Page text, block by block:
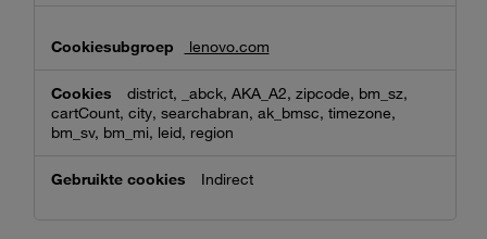
lenovo.com
district, _abck, AKA_A2, zipcode, bm_sz,
cartCount, city, searchabran, ak_bmsc, timezone,
bm_sv, bm_mi, leid, region
Indirect